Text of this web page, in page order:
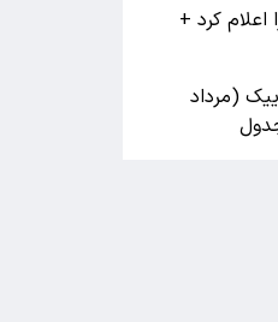
کرد +
(مرداد